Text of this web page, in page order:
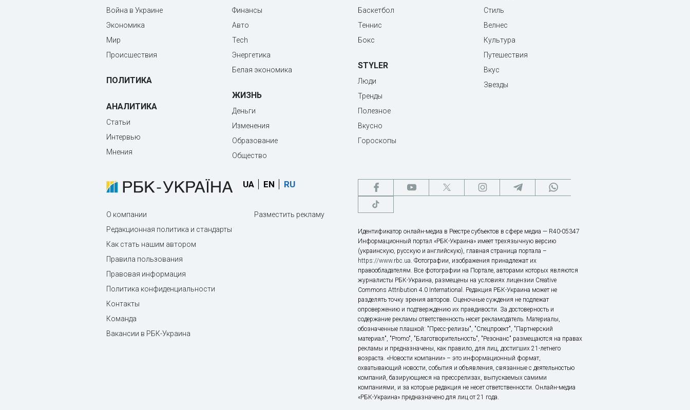
Война в Украине
Экономика
Мир
Происшествия
ПОЛИТИКА
АНАЛИТИКА
Статьи
Интервью
Мнения
Финансы
Авто
Tech
Энергетика
Белая экономика
ЖИЗНЬ
Деньги
Изменения
Образование
Общество
Баскетбол
Теннис
Бокс
STYLER
Люди
Тренды
Полезное
Вкусно
Гороскопы
Стиль
Велнес
Культура
Путешествия
Вкус
Звезды
UA EN RU
О компании
Редакционная политика и стандарты
Как стать нашим автором
Правила пользования
Правовая информация
Политика конфиденциальности
Контакты
Команда
Вакансии в РБК-Украина
Разместить рекламу
Идентификатор онлайн-медиа в Реестре субъектов в сфере медиа — R40-05347
Информационный портал «РБК-Украина» имеет трехязычную версию
(украинскую, русскую и английскую), главная страница портала –
https://www.rbc.ua. Фотографии, изображения принадлежат их
правообладателям. Все фотографии на Портале, авторами которых являются
журналисты РБК-Украина, размещены на условиях лицензии Creative
Commons Attribution 4.0 International. Редакция РБК-Украина может не
разделять точку зрения авторов. Оценочные суждения не подлежат
опровержению и подтверждению их правдивости. За достоверность и
содержание рекламы ответственность несет рекламодатель. Материалы,
обозначенные плашкой: "Пресс-релизы", "Спецпроект", "Партнерский
материал", "Promo", "Благотворительность", "Резонанс" размещаются на правах
рекламы и предназначены, как правило, для лиц, достигших 21-летнего
возраста. «Новости компании» – это информационный формат,
охватывающий новости, события и объявления, связанные с деятельностью
компаний, базирующиеся на прессрелизах, выпускаемых самими
компаниями, и за которые редакция не несет ответственности. Онлайн-медиа
«РБК-Украина» предназначено для лиц от 21 года.